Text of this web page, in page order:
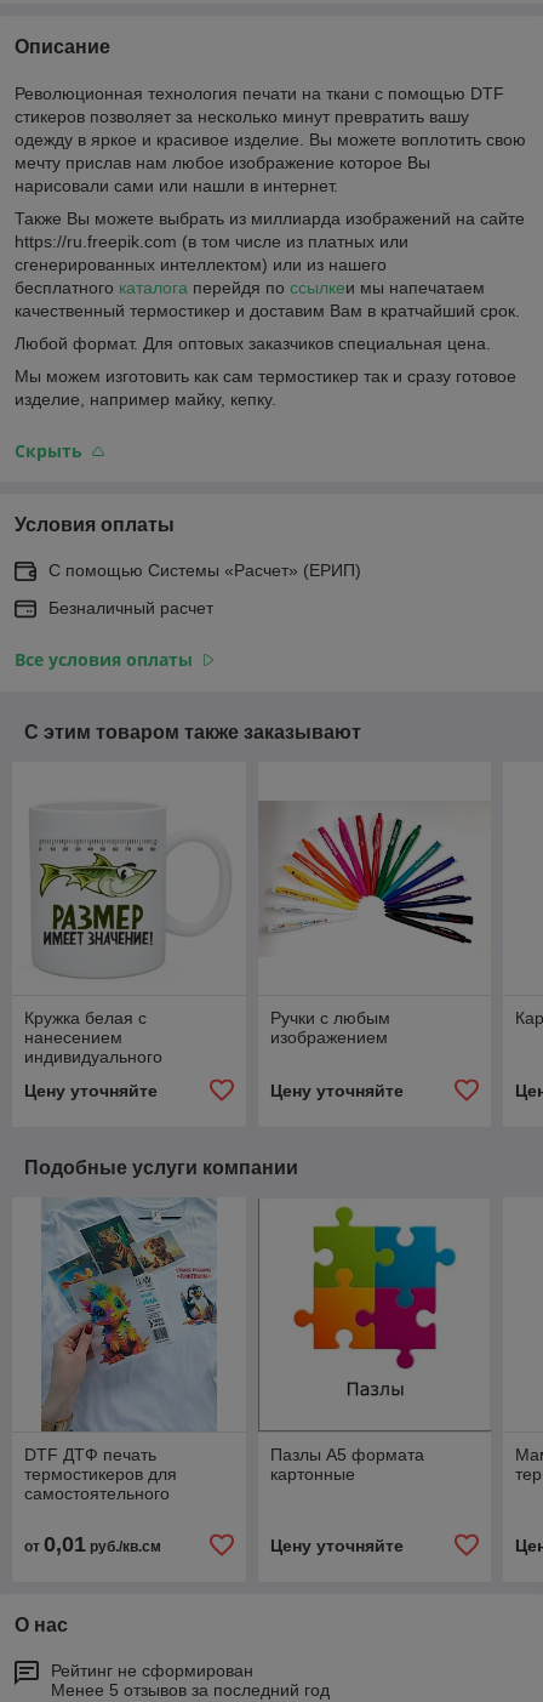
Описание
Революционная технология печати на ткани с помощью DTF
стикеров позволяет за несколько минут превратить вашу
одежду в яркое и красивое изделие. Вы можете воплотить свою
мечту прислав нам любое изображение которое Вы
нарисовали сами или нашли в интернет.
Также Вы можете выбрать из миллиарда изображений на сайте
https://ru.freepik.com (в том числе из платных или
сгенерированных интеллектом) или из нашего
бесплатного каталога перейдя по ссылкеи мы напечатаем
качественный термостикер и доставим Вам в кратчайший срок.
Любой формат. Для оптовых заказчиков специальная цена.
Мы можем изготовить как сам термостикер так и сразу готовое
изделие, например майку, кепку.
Скрыть
Условия оплаты
С помощью Системы «Расчет» (ЕРИП)
Безналичный расчет
Все условия оплаты
С этим товаром также заказывают
Кружка белая с
нанесением
индивидуального
(фотокружка)
Цену уточняйте
Ручки с любым
изображением
Цену уточняйте
Подобные услуги компании
DTF ДТФ печать
термостикеров для
самостоятельного
от 0,01 руб./кв.см
Пазлы А5 формата
картонные
Цену уточняйте
О нас
Рейтинг не сформирован
Менее 5 отзывов за последний год